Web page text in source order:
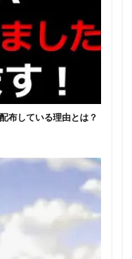
布している理由とは？